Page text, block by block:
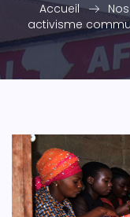
Accueil
activisme